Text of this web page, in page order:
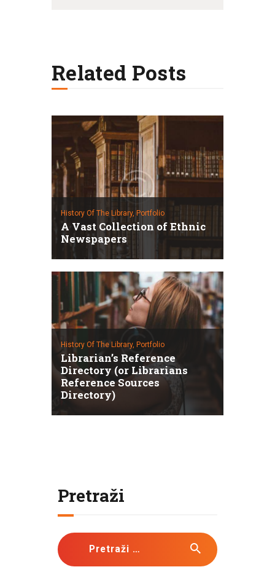
Related Posts
History Of The Library, Portfolio
A Vast Collection of Ethnic
Newspapers
History Of The Library, Portfolio
Librarian’s Reference
Directory (or Librarians
Reference Sources
Directory)
Pretraži
Pretraži: